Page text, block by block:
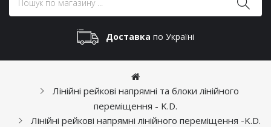
Доставка по Україні
Лінійні рейкові напрямні та блоки лінійного
переміщення - K.D.
Лінійні рейкові напрямні лінійного переміщення -K.D.